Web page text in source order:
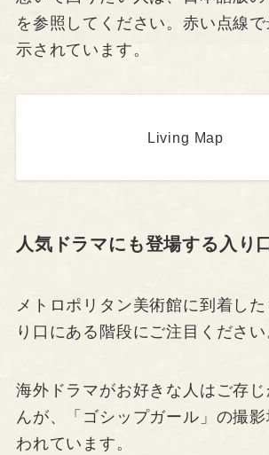
を参照してください。赤い点線
示されています。
Living Map
人気ドラマにも登場する入り
メトロポリタン美術館に到着し
り口にある階段にご注目ください
海外ドラマがお好きな人はご存
んが、「ゴシップガール」の撮
われています。